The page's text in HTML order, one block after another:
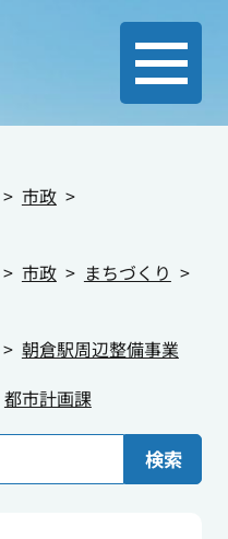
市政
市政
まちづくり
朝倉駅周辺整備事業
都市計画課
検索